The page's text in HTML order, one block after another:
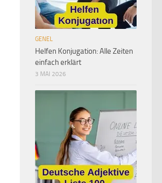
GENEL
Helfen Konjugation: Alle Zeiten
einfach erklärt
3 MAI 2026